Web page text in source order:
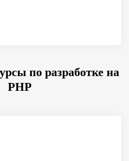
по разработке на
PHP